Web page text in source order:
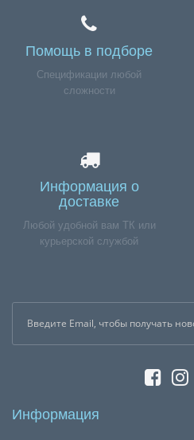
Помощь в подборе
Спецификации любой
сложности
Информация о
доставке
Любой удобной вам ТК или
курьерской службой
Информация